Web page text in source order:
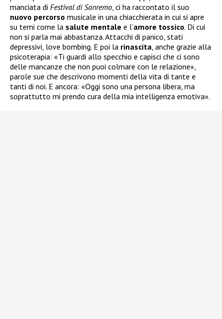
manciata di Festival di Sanremo , ci ha raccontato il suo
nuovo percorso musicale in una chiacchierata in cui si apre
su temi come la salute mentale e l’amore tossico. Di cui
non si parla mai abbastanza. Attacchi di panico, stati
depressivi, love bombing. E poi la rinascita , anche grazie alla
psicoterapia: «Ti guardi allo specchio e capisci che ci sono
delle mancanze che non puoi colmare con le relazione»,
parole sue che descrivono momenti della vita di tante e
tanti di noi. E ancora: «Oggi sono una persona libera, ma
soprattutto mi prendo cura della mia intelligenza emotiva».